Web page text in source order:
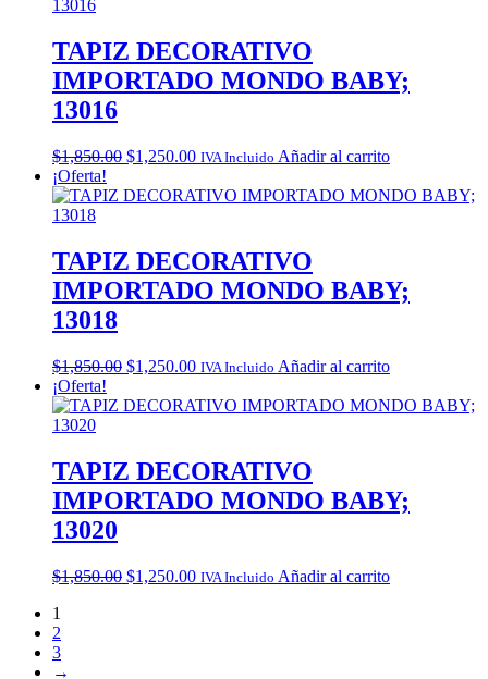
TAPIZ DECORATIVO
IMPORTADO MONDO BABY;
13016
$1,850.00 Original
was:
$1,250.00Current
is:
IVA Incluido Añadir al carrito
¡Oferta!
TAPIZ DECORATIVO
IMPORTADO MONDO BABY;
13018
$1,850.00 Original
was:
$1,250.00Current
is:
IVA Incluido Añadir al carrito
¡Oferta!
TAPIZ DECORATIVO
IMPORTADO MONDO BABY;
13020
$1,850.00 Original
$1,250.00Current
IVA Incluido Añadir al carrito
1
2
3
→